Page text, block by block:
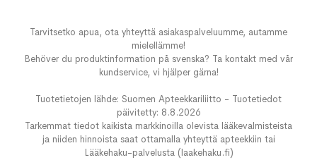
Tarvitsetko apua, ota yhteyttä asiakaspalveluumme, autamme
mielellämme!
Behöver du produktinformation på svenska? Ta kontakt med vår
kundservice, vi hjälper gärna!
Tuotetietojen lähde: Suomen Apteekkariliitto - Tuotetiedot
päivitetty: 8.8.2026
Tarkemmat tiedot kaikista markkinoilla olevista lääkevalmisteista
ja niiden hinnoista saat ottamalla yhteyttä apteekkiin tai
Lääkehaku-palvelusta (laakehaku.fi)